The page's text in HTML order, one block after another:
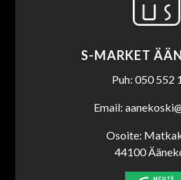
S-MARKET
Puh: 050 552
Email:
Osoite:
44100